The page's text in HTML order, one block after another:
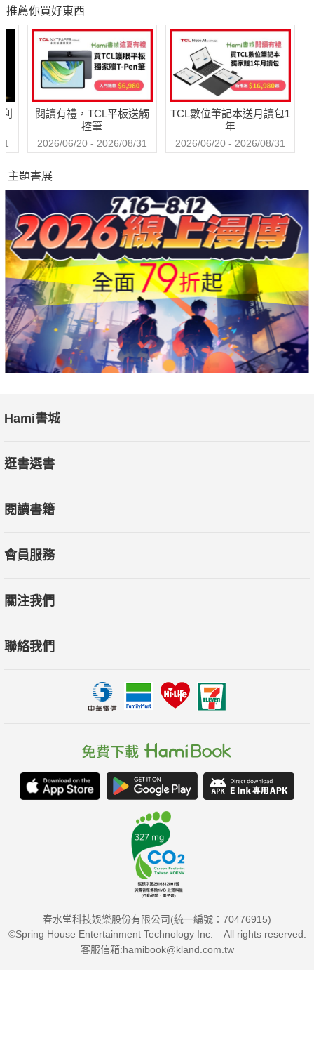
推薦你買好東西
閱讀有禮，TCL平板送觸
控筆
2026/06/20 - 2026/08/31
TCL數位筆記本送月讀包1
年
2026/06/20 - 2026/08/31
主題書展
Hami書城
逛書選書
閱讀書籍
會員服務
關注我們
聯絡我們
春水堂科技娛樂股份有限公司(統一編號：70476915)
©Spring House Entertainment Technology Inc. – All rights reserved.
客服信箱:hamibook@kland.com.tw